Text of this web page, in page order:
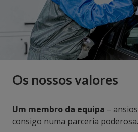
Os nossos valores
Um membro da equipa –
consigo numa parceria poderosa.